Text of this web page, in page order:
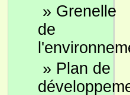
» Grenelle
de
» Plan de